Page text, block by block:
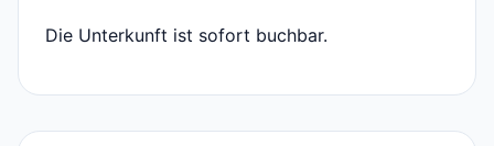
Die Unterkunft ist sofort buchbar.